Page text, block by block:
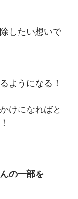
したい想いで
ようになる！
けになればと
の一部を